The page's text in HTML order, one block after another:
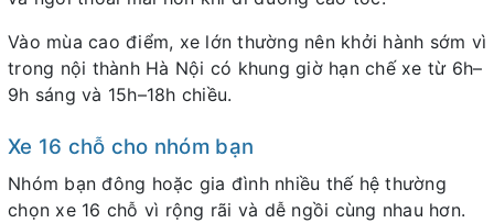
Vào mùa cao điểm, xe lớn thường nên khởi hành sớm vì
trong nội thành Hà Nội có khung giờ hạn chế xe từ 6h–
9h sáng và 15h–18h chiều.
Xe 16 chỗ cho nhóm bạn
Nhóm bạn đông hoặc gia đình nhiều thế hệ thường
chọn xe 16 chỗ vì rộng rãi và dễ ngồi cùng nhau hơn.